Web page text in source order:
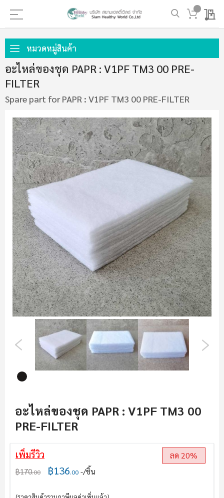
My
ไป
ที่
เนื้อหา
หมวดหมู่สินค้า
อะไหล่ของชุด PAPR : V1PF TM3 00 PRE-
FILTER
Spare part for PAPR : V1PF TM3 00 PRE-FILTER
ข้าม
ไป
ที่
ส่วน
ท้าย
ของ
แกล
เลอ
รี
รูปภาพ
ที่
ส่วน
ต้น
ของ
แกล
อะไหล่ของชุด PAPR : V1PF TM3 00
PRE-FILTER
เพิ่มรีวิว
฿170.00 ฿136.00 /ชิ้น
ลด 20%